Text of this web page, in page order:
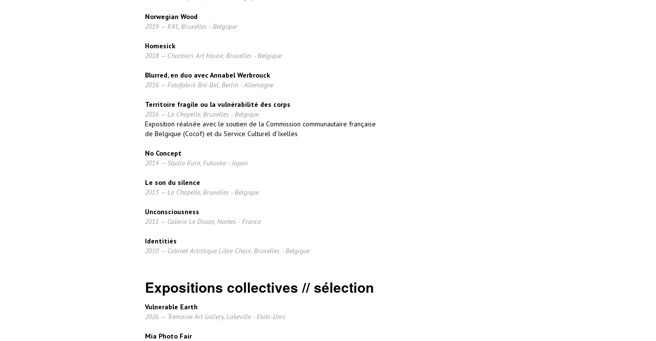
Norwegian Wood
2019 — K41, Bruxelles - Belgique
Homesick
2018 — Chantiers Art House, Bruxelles - Belgique
Blurred, en duo avec Annabel Werbrouck
2016 — Fotofabrik Bnl-Bxl, Berlin - Allemagne
Territoire fragile ou la vulnérabilité des corps
2016 — La Chapelle, Bruxelles - Belgique
Exposition réalisée avec le soutien de la Commission communautaire française
de Belgique (Cocof) et du Service Culturel d’Ixelles
No Concept
2014 — Studio Kura, Fukuoka - Japon
Le son du silence
2013 — La Chapelle, Bruxelles - Belgique
Unconsciousness
2011 — Galerie Le Douze, Nantes - France
Identitiés
2010 — Cabinet Artistique Libre Choix, Bruxelles - Belgique
Expositions collectives // sélection
Vulnerable Earth
2026 — Tremaine Art Gallery, Lakeville - Etats-Unis
Mia Photo Fair